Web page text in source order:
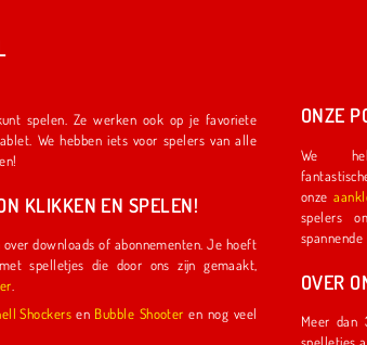
KLIKKEN EN SPELEN!
Shell Shockers en Bubble Shooter en nog veel
ONZE
We
onze
spelers om te
spannende
OVER
Meer dan 35